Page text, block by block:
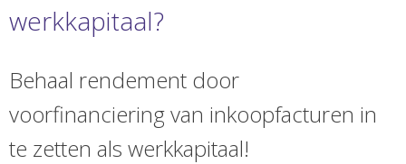
werkkapitaal?
Behaal rendement door
voorfinanciering van inkoopfacturen in
te zetten als werkkapitaal!